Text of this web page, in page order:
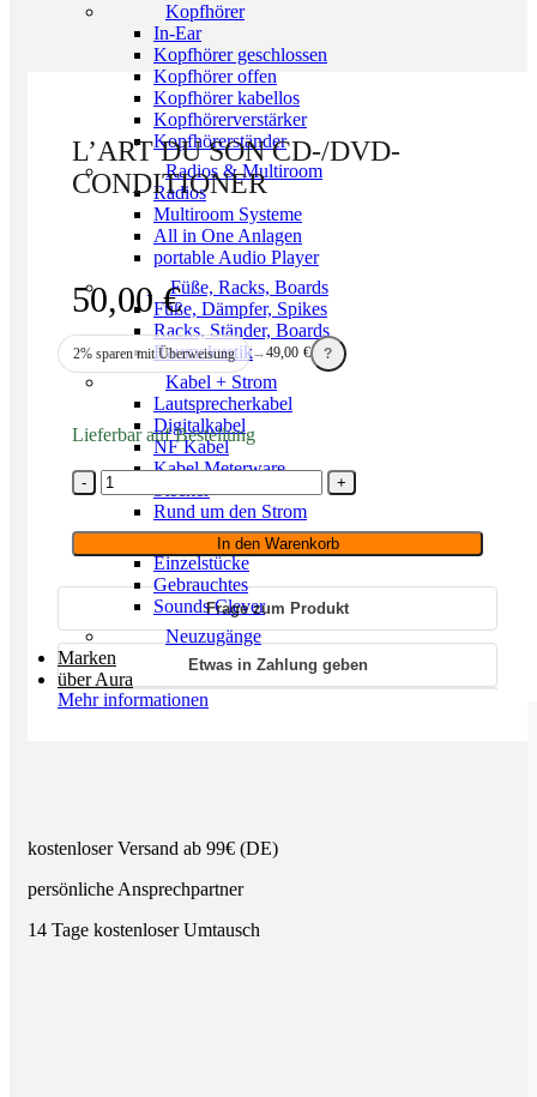
Kopfhörer
In-Ear
Kopfhörer geschlossen
Kopfhörer offen
Kopfhörer kabellos
Kopfhörerverstärker
Kopfhörerständer
Radios & Multiroom
Radios
Multiroom Systeme
All in One Anlagen
portable Audio Player
Füße, Racks, Boards
Füße, Dämpfer, Spikes
Racks, Ständer, Boards
Raumakustik
Kabel + Strom
Lautsprecherkabel
Digitalkabel
NF Kabel
Kabel Meterware
Stecker
Rund um den Strom
Einzelstücke
Gebrauchtes
Sounds Clever
Neuzugänge
Marken
über Aura
L’ART DU SON CD-/DVD-
CONDITIONER
50,00€
2% sparen mit Überweisung →49,00 € ?
Lieferbar auf Bestellung
L'ART
DU
SON
CONDITIONER
Menge
In den Warenkorb
Frage zum Produkt
Etwas in Zahlung geben
Mehr informationen
kostenloser Versand ab 99€ (DE)
persönliche Ansprechpartner
14 Tage kostenloser Umtausch